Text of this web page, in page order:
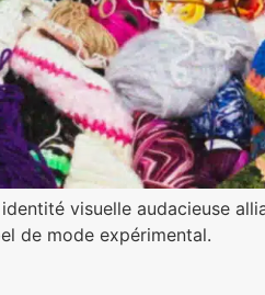
visuelle audacieuse
de mode expérimental.